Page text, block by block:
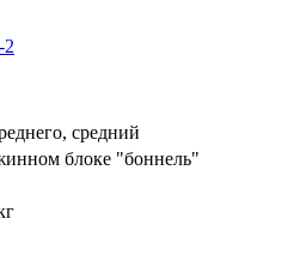
средний
блоке "боннель"